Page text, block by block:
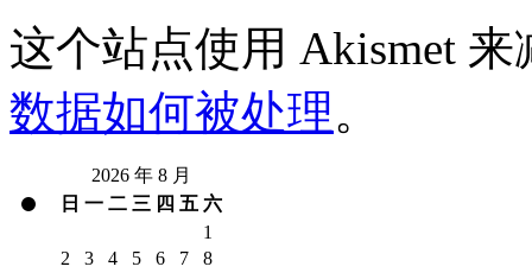
这个站点使用 Akismet
数据如何被处理。
2026 年 8 月
日 一 二 三 四 五 六
1
2
3 4 5 6 7
8